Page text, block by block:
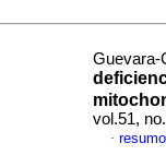
vol.51,
·